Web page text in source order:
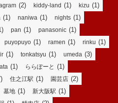
(2) kiddy-land (1) kizu (1)
(1) naniwa (1) nights (1)
pan (1) panasonic (1)
puyopuyo (1) ramen (1) rinku (1)
(1) tonkatsyu (1) umeda (3)
(1) ららぽーと (1)
住之江駅 (1) 園芸店 (2)
墓地 (1) 新大阪駅 (1)